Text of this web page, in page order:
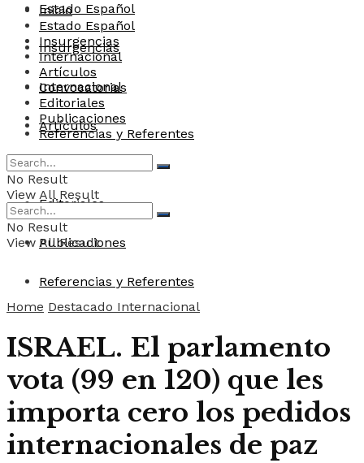
Estado Español
Insurgencias
Internacional
Artículos
Convocatorias
Editoriales
Publicaciones
Referencias y Referentes
Inicio
Estado Español
Insurgencias
Internacional
Artículos
Convocatorias
Editoriales
Publicaciones
Referencias y Referentes
No Result
View All Result
No Result
View All Result
Home Destacado Internacional
ISRAEL. El parlamento
vota (99 en 120) que les
importa cero los pedidos
internacionales de paz